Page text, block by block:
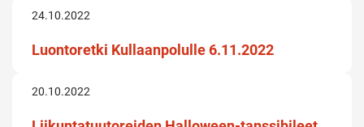
24.10.2022
Luontoretki Kullaanpolulle 6.11.2022
20.10.2022